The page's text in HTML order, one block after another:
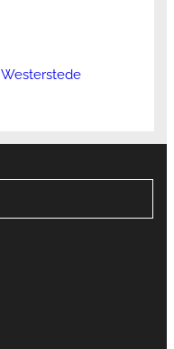
Westerstede